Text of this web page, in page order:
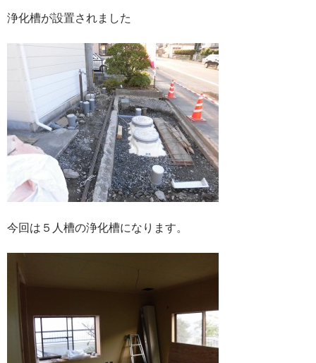
浄化槽が設置されました
今回は５人槽の浄化槽になります。